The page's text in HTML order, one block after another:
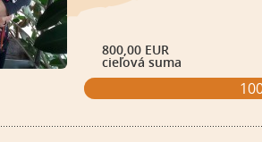
800,00 EUR
cieľová suma